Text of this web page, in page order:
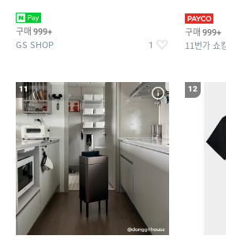
구매 999+
GS SHOP 1
구매 999+
11번가 쇼
11 12